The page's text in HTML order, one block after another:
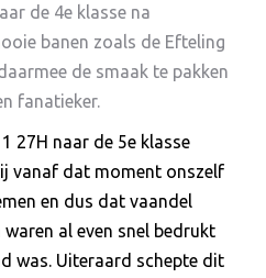
de 4e klasse na
banen zoals de Efteling
de smaak te pakken
fanatieker.
27H naar de 5e klasse
vanaf dat moment onszelf
en dus dat vaandel
al even snel bedrukt
was. Uiteraard schepte dit